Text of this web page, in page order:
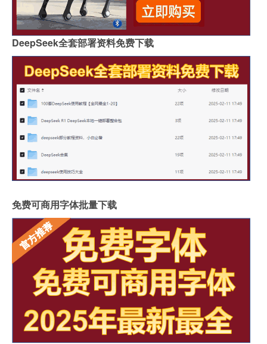
DeepSeek全套部署资料免费下载
免费可商用字体批量下载